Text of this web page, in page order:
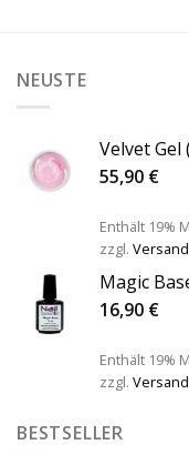
NEUSTE
Velvet Gel
55,90 €
Enthält 19%
zzgl. Versand
Magic
16,90 €
Enthält 19%
zzgl. Versand
BESTSELLER